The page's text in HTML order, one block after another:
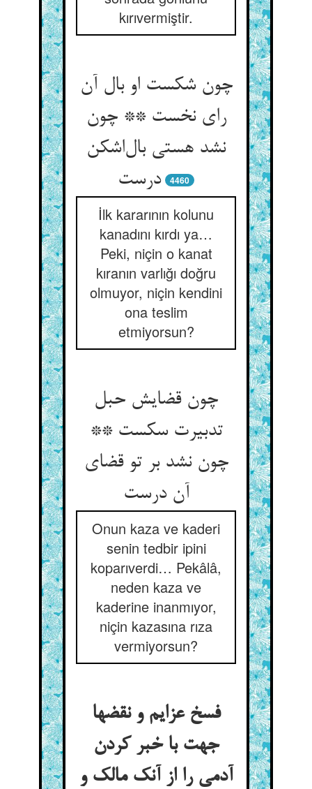
kırıvermiştir.
چون شکست او بال آن
رای نخست ** چون
نشد هستی بال‌اشکن
درست
4460
İlk kararının kolunu
kanadını kırdı ya…
Peki, niçin o kanat
kıranın varlığı doğru
olmuyor, niçin kendini
ona teslim
etmiyorsun?
چون قضایش حبل
تدبیرت سکست **
چون نشد بر تو قضای
آن درست
Onun kaza ve kaderi
senin tedbir ipini
koparıverdi… Pekâlâ,
neden kaza ve
kaderine inanmıyor,
niçin kazasına rıza
vermiyorsun?
فسخ عزایم و نقضها
جهت با خبر کردن
آدمی را از آنک مالک و